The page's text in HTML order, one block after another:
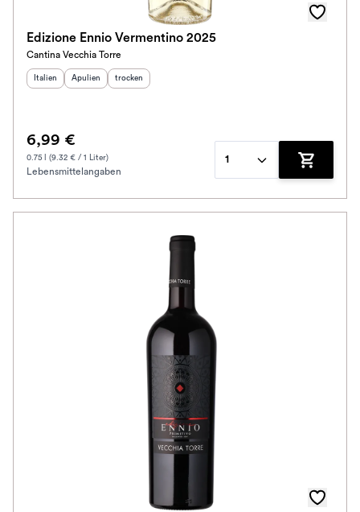
Edizione Ennio Vermentino 2025
Cantina Vecchia Torre
Herkunftsland:
Italien Herkunftsregion:
Apulien Geschmack
trocken
6,99 €
0.75 l (9.32 € / 1 Liter)
Lebensmittelangaben
1
Zum